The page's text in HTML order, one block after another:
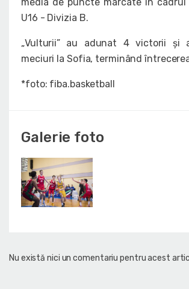
U16 - Divizia B.
„Vulturii” au adunat 4 victorii și
meciuri la Sofia, terminând
*foto: fiba.basketball
Galerie foto
Nu există nici un comentariu pentru acest